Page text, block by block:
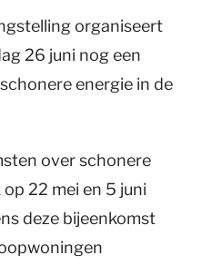
organiseert
26 juni nog een
energie in de
over schonere
22 mei en 5 juni
deze bijeenkomst